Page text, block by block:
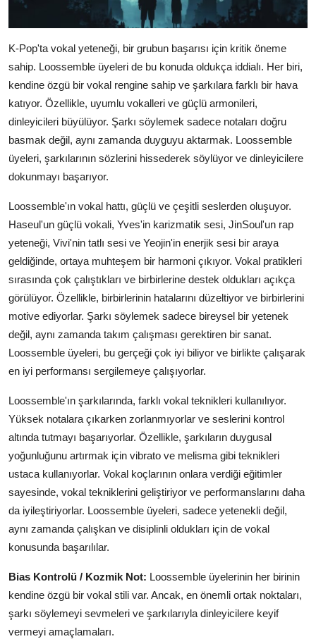
K-Pop'ta vokal yeteneği, bir grubun başarısı için kritik öneme
sahip. Loossemble üyeleri de bu konuda oldukça iddialı. Her biri,
kendine özgü bir vokal rengine sahip ve şarkılara farklı bir hava
katıyor. Özellikle, uyumlu vokalleri ve güçlü armonileri,
dinleyicileri büyülüyor. Şarkı söylemek sadece notaları doğru
basmak değil, aynı zamanda duyguyu aktarmak. Loossemble
üyeleri, şarkılarının sözlerini hissederek söylüyor ve dinleyicilere
dokunmayı başarıyor.
Loossemble'ın vokal hattı, güçlü ve çeşitli seslerden oluşuyor.
Haseul'un güçlü vokali, Yves'in karizmatik sesi, JinSoul'un rap
yeteneği, Vivi'nin tatlı sesi ve Yeojin'in enerjik sesi bir araya
geldiğinde, ortaya muhteşem bir harmoni çıkıyor. Vokal pratikleri
sırasında çok çalıştıkları ve birbirlerine destek oldukları açıkça
görülüyor. Özellikle, birbirlerinin hatalarını düzeltiyor ve birbirlerini
motive ediyorlar. Şarkı söylemek sadece bireysel bir yetenek
değil, aynı zamanda takım çalışması gerektiren bir sanat.
Loossemble üyeleri, bu gerçeği çok iyi biliyor ve birlikte çalışarak
en iyi performansı sergilemeye çalışıyorlar.
Loossemble'ın şarkılarında, farklı vokal teknikleri kullanılıyor.
Yüksek notalara çıkarken zorlanmıyorlar ve seslerini kontrol
altında tutmayı başarıyorlar. Özellikle, şarkıların duygusal
yoğunluğunu artırmak için vibrato ve melisma gibi teknikleri
ustaca kullanıyorlar. Vokal koçlarının onlara verdiği eğitimler
sayesinde, vokal tekniklerini geliştiriyor ve performanslarını daha
da iyileştiriyorlar. Loossemble üyeleri, sadece yetenekli değil,
aynı zamanda çalışkan ve disiplinli oldukları için de vokal
konusunda başarılılar.
Bias Kontrolü / Kozmik Not: Loossemble üyelerinin her birinin
kendine özgü bir vokal stili var. Ancak, en önemli ortak noktaları,
şarkı söylemeyi sevmeleri ve şarkılarıyla dinleyicilere keyif
vermeyi amaçlamaları.